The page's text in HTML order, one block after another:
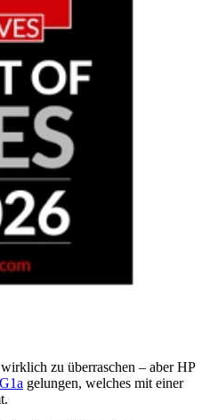
zu überraschen – aber HP
gelungen, welches mit einer